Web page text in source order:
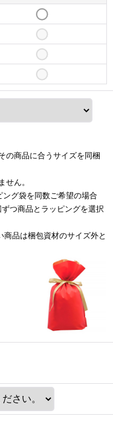
の商品に合うサイズを同梱
せん。
ング袋を同数ご希望の場合
つ商品とラッピングを選択
商品は梱包資材のサイズ外と